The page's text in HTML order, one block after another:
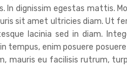
In dignissim egestas mattis.
sit amet ultricies diam. Ut
lacinia sed in diam.
tempus, enim posuere
mauris eu facilisis rutrum,